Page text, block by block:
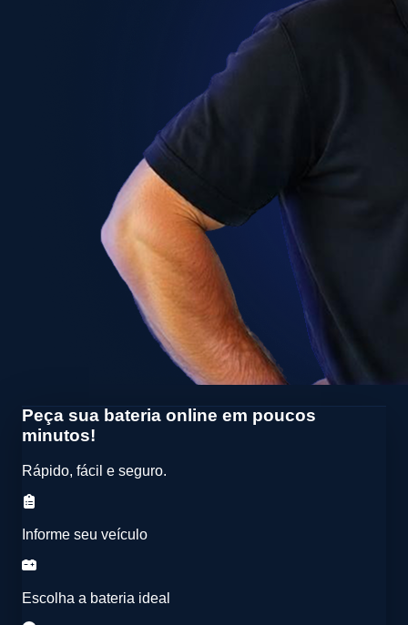
Peça sua bateria online em poucos
minutos!
Rápido, fácil e seguro.
Informe seu veículo
Escolha a bateria ideal